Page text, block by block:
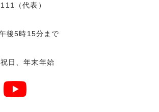
（代表）
後5時15分まで
日、年末年始